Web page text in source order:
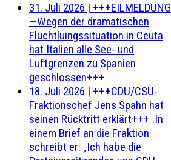
31. Juli 2026 | +++EILMELDUNG
—Wegen der dramatischen
Flüchtluingssituation in Ceuta
hat Italien alle See- und
Luftgrenzen zu Spanien
geschlossen+++
18. Juli 2026 | +++CDU/CSU-
Fraktionschef Jens Spahn hat
seinen Rücktritt erklärt+++ .In
einem Brief an die Fraktion
schreibt er: „Ich habe die